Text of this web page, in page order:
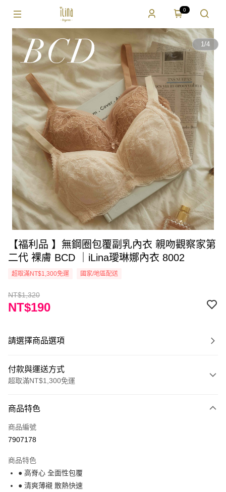
0
1/4
【福利品 】無鋼圈包覆副乳內衣 親吻觀察家第
二代 裸膚 BCD ｜iLina璦琳娜內衣 8002
超取滿NT$1,300免運 國家/地區配送
NT$1,320
NT$190
請選擇商品選項
付款與運送方式
超取滿NT$1,300免運
信用卡一次付款
超商取貨付款
運送方式
全家取貨付款
每筆NT$90，滿NT$1,300(含以上)免運費
商品特色
商品編號
7907178
商品特色
● 高脊心 全面性包覆
● 清爽薄襯 散熱快速